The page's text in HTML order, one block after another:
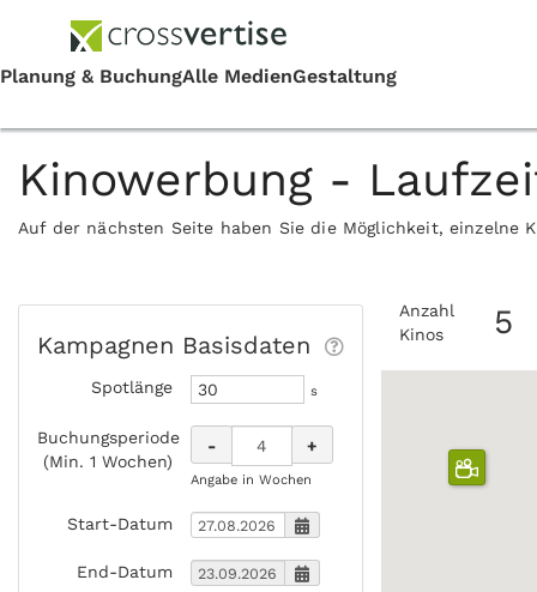
Kinowerbung -
Auf der nächsten Seite haben Sie die Möglichkeit, einzelne
Kampagnen Basisdaten
Spotlänge s
Buchungsperiode
(Min. 1 Wochen)
- +
Angabe in Wochen
Start-Datum
End-Datum
Anzahl
Kinos
5